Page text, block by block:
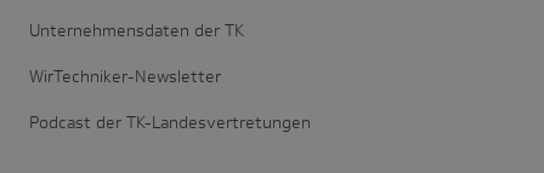
Unternehmensdaten der TK
WirTechniker-Newsletter
Podcast der TK-Landesvertretungen